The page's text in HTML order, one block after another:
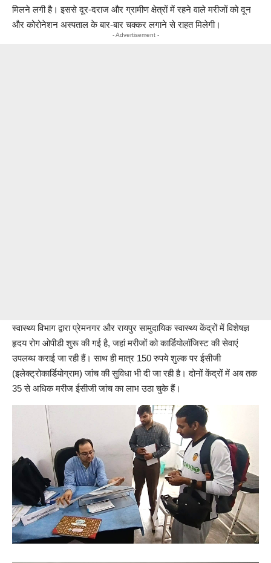
मिलने लगी है। इससे दूर-दराज और ग्रामीण क्षेत्रों में रहने वाले मरीजों को दून
और कोरोनेशन अस्पताल के बार-बार चक्कर लगाने से राहत मिलेगी।
- Advertisement -
स्वास्थ्य विभाग द्वारा प्रेमनगर और रायपुर सामुदायिक स्वास्थ्य केंद्रों में विशेषज्ञ
हृदय रोग ओपीडी शुरू की गई है, जहां मरीजों को कार्डियोलॉजिस्ट की सेवाएं
उपलब्ध कराई जा रही हैं। साथ ही मात्र 150 रुपये शुल्क पर ईसीजी
(इलेक्ट्रोकार्डियोग्राम) जांच की सुविधा भी दी जा रही है। दोनों केंद्रों में अब तक
35 से अधिक मरीज ईसीजी जांच का लाभ उठा चुके हैं।